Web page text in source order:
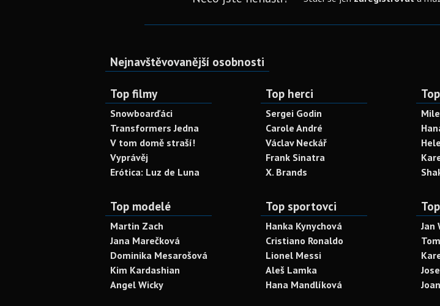
Nejnavštěvovanější osobnosti
Top filmy
Snowboarďáci
Transformers Jedna
V tom domě straší!
Vyprávěj
Erótica: Luz de Luna
Top herci
Sergei Godin
Carole André
Václav Neckář
Frank Sinatra
X. Brands
Top modelé
Martin Zach
Jana Marečková
Dominika Mesarošová
Kim Kardashian
Angel Wicky
Top sportovci
Hanka Kynychová
Cristiano Ronaldo
Lionel Messi
Aleš Lamka
Hana Mandlíková
Jan